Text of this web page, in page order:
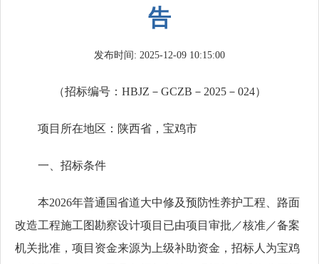
告
发布时间: 2025-12-09 10:15:00
（招标编号：HBJZ－GCZB－2025－024）
项目所在地区：陕西省，宝鸡市
一、招标条件
本2026年普通国省道大中修及预防性养护工程、路面
改造工程施工图勘察设计项目已由项目审批／核准／备案
机关批准，项目资金来源为上级补助资金，招标人为宝鸡